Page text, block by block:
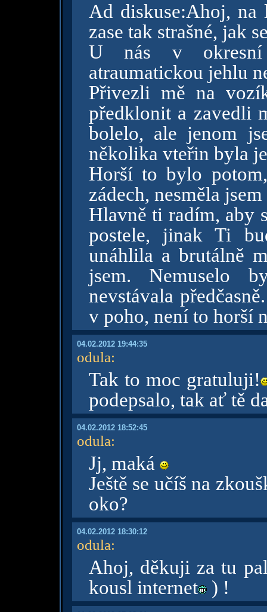
Ad diskuse:Ahoj, na
zase tak strašné, jak
U nás v okresní
atraumatickou jehlu
Přivezli mě na
předklonit a zavedli
bolelo, ale jenom
několika vteřin byla
Horší to bylo
zádech, nesměla
Hlavně ti radím, aby
postele, jinak Ti
unáhlila a brutálně
jsem. Nemuselo
nevstávala
v poho, není to horší
04.02.2012 19:44:35
odula:
Tak to moc gratuluji!
podepsalo, tak ať tě
04.02.2012 18:52:45
odula:
Jj, maká
Ještě se učíš na
oko?
04.02.2012 18:30:12
odula:
Ahoj, děkuji za tu
kousl internet ) !